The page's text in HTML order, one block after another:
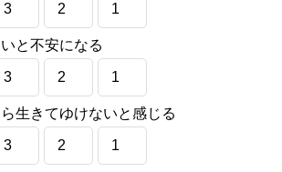
3 2 1
と不安になる
3 2 1
生きてゆけないと感じる
3 2 1